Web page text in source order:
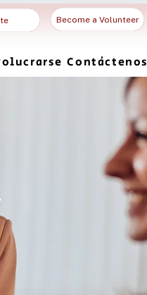
Become a Volunteer
Contáctenos